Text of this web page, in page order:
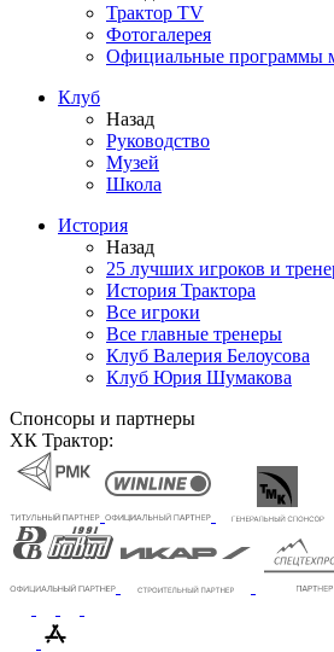
Трактор TV
Фотогалерея
Официальные программы
Клуб
Назад
Руководство
Музей
Школа
История
Назад
25 лучших игроков и
История Трактора
Все игроки
Все главные тренеры
Клуб Валерия Белоусова
Клуб Юрия Шумакова
Спонсоры и партнеры
ХК Трактор: